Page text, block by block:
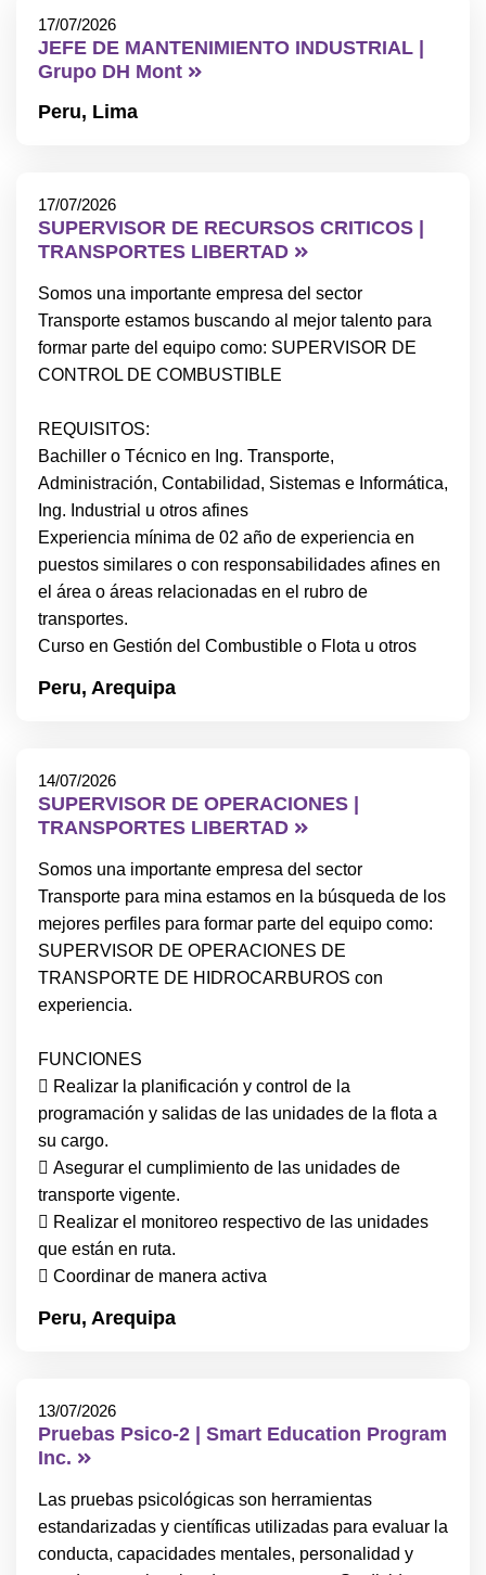
17/07/2026
JEFE DE MANTENIMIENTO INDUSTRIAL |
Grupo DH Mont
Peru, Lima
17/07/2026
SUPERVISOR DE RECURSOS CRITICOS |
TRANSPORTES LIBERTAD
Somos una importante empresa del sector
Transporte estamos buscando al mejor talento para
formar parte del equipo como: SUPERVISOR DE
CONTROL DE COMBUSTIBLE
REQUISITOS:
Bachiller o Técnico en Ing. Transporte,
Administración, Contabilidad, Sistemas e Informática,
Ing. Industrial u otros afines
Experiencia mínima de 02 año de experiencia en
puestos similares o con responsabilidades afines en
el área o áreas relacionadas en el rubro de
transportes.
Curso en Gestión del Combustible o Flota u otros
Peru, Arequipa
14/07/2026
SUPERVISOR DE OPERACIONES |
TRANSPORTES LIBERTAD
Somos una importante empresa del sector
Transporte para mina estamos en la búsqueda de los
mejores perfiles para formar parte del equipo como:
SUPERVISOR DE OPERACIONES DE
TRANSPORTE DE HIDROCARBUROS con
experiencia.
FUNCIONES
 Realizar la planificación y control de la
programación y salidas de las unidades de la flota a
su cargo.
 Asegurar el cumplimiento de las unidades de
transporte vigente.
 Realizar el monitoreo respectivo de las unidades
que están en ruta.
 Coordinar de manera activa
Peru, Arequipa
13/07/2026
Pruebas Psico-2 | Smart Education Program
Inc.
Las pruebas psicológicas son herramientas
estandarizadas y científicas utilizadas para evaluar la
conducta, capacidades mentales, personalidad y